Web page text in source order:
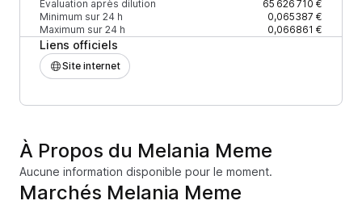
Évaluation après dilution
65 626 710 €
Minimum sur 24 h
0,065387 €
Maximum sur 24 h
0,066861 €
Liens officiels
Site internet
À Propos du Melania Meme
Aucune information disponible pour le moment.
Marchés Melania Meme